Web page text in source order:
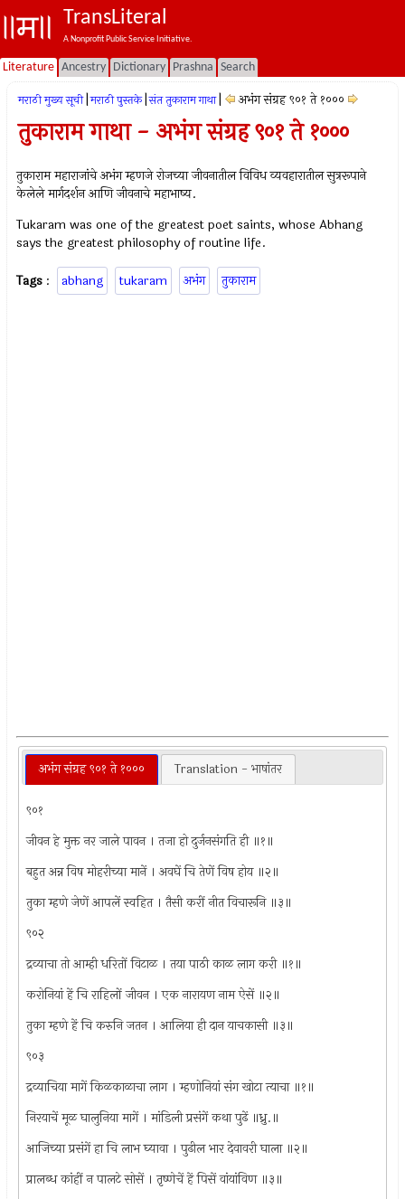
TransLiteral
A Nonprofit Public Service Initiative.
Literature Ancestry Dictionary Prashna Search
मराठी मुख्य सूची मराठी पुस्तके संत तुकाराम गाथा अभंग संग्रह ९०१ ते १०००
तुकाराम गाथा - अभंग संग्रह ९०१ ते १०००
तुकाराम महाराजांचे अभंग म्हणजे रोजच्या जीवनातील विविध व्यवहारातील सुत्ररूपाने
केलेले मार्गदर्शन आणि जीवनाचे महाभाष्य.
Tukaram was one of the greatest poet saints, whose Abhang
says the greatest philosophy of routine life.
Tags : abhang tukaram अभंग तुकाराम
अभंग संग्रह ९०१ ते १००० Translation - भाषांतर
९०१
जीवन हे मुक्त नर जाले पावन । तजा हो दुर्जनसंगति ही ॥१॥
बहुत अन्न विष मोहरीच्या मानें । अवघें चि तेणें विष होय ॥२॥
तुका म्हणे जेणें आपलें स्वहित । तैसी करीं नीत विचारूनि ॥३॥
९०२
द्रव्याचा तो आम्ही धरितों विटाळ । तया पाठी काळ लाग करी ॥१॥
करोनियां हें चि राहिलों जीवन । एक नारायण नाम ऐसें ॥२॥
तुका म्हणे हें चि करुनि जतन । आलिया ही दान याचकासी ॥३॥
९०३
द्रव्याचिया मागें किळकाळाचा लाग । म्हणोनियां संग खोटा त्याचा ॥१॥
निरयाचें मूळ घालुनिया मागें । मांडिली प्रसंगें कथा पुढें ॥ध्रु.॥
आजिच्या प्रसंगें हा चि लाभ घ्यावा । पुढील भार देवावरी घाला ॥२॥
प्रालब्ध कांहीं न पालटे सोसें । तृष्णेचें हें पिसें वांयांविण ॥३॥